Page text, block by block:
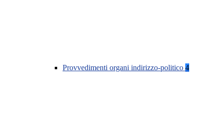
Provvedimenti organi indirizzo-politico 4